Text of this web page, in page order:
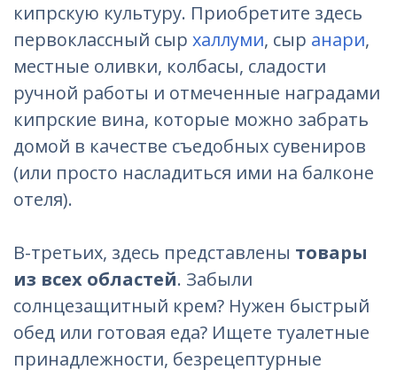
кипрскую культуру. Приобретите здесь
первоклассный сыр халлуми, сыр анари,
местные оливки, колбасы, сладости
ручной работы и отмеченные наградами
кипрские вина, которые можно забрать
домой в качестве съедобных сувениров
(или просто насладиться ими на балконе
отеля).
В-третьих, здесь представлены товары
из всех областей. Забыли
солнцезащитный крем? Нужен быстрый
обед или готовая еда? Ищете туалетные
принадлежности, безрецептурные